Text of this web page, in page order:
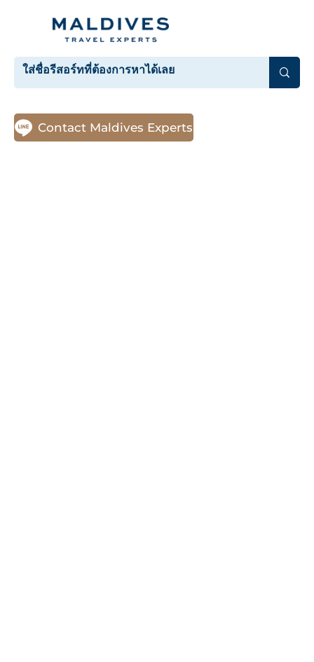
Contact Maldives Experts